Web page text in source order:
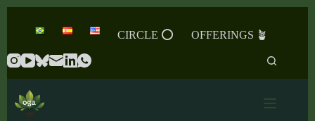
content
CIRCLE ⭕️ OFFERINGS 🪴